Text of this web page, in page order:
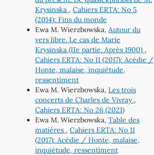
Krysinska , Cahiers ERTA: No 5
(2014): Fins du monde
Ewa M. Wierzbowska, Autour du
vers libre. Le cas de Marie
Krysinska (IIe partie. Après 1900) ,
Cahiers ERTA: No 11 (2017): Acédie /
Honte, malaise, inquiétude,
ressentiment
Ewa M. Wierzbowska, Les trois
concerts de Charles de Vivray ,
Cahiers ERTA: No 26 (2021)
Ewa M. Wierzbowska, Table des
matières , Cahiers ERTA: No 11
(2017): Acédie / Honte, malaise,
inquiétude, ressentiment